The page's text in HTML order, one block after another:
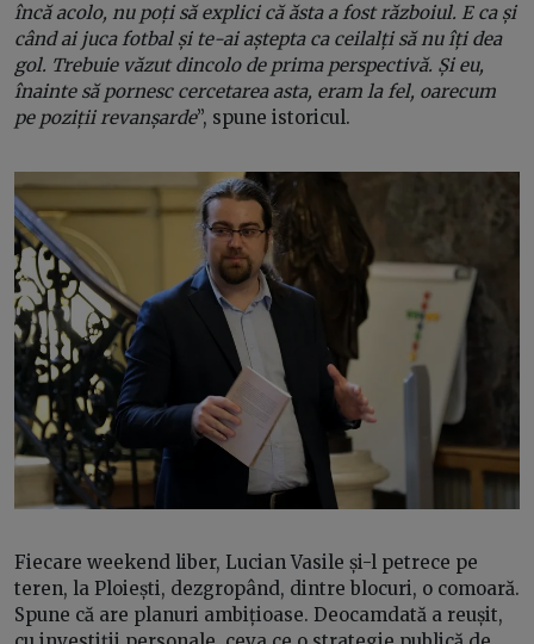
încă acolo, nu poți să explici că ăsta a fost războiul. E ca și
când ai juca fotbal și te-ai aștepta ca ceilalți să nu îți dea
gol. Trebuie văzut dincolo de prima perspectivă. Și eu,
înainte să pornesc cercetarea asta, eram la fel, oarecum
pe poziții revanșarde”, spune istoricul.
Fiecare weekend liber, Lucian Vasile și-l petrece pe
teren, la Ploiești, dezgropând, dintre blocuri, o comoară.
Spune că are planuri ambițioase. Deocamdată a reușit,